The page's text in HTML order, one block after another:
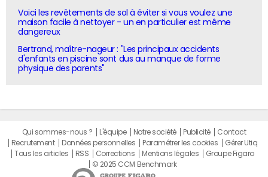
Voici les revêtements de sol à éviter si vous voulez une
maison facile à nettoyer - un en particulier est même
dangereux
Bertrand, maître-nageur : "Les principaux accidents
d'enfants en piscine sont dus au manque de forme
physique des parents"
Qui sommes-nous ? L'équipe Notre société Publicité
Contact
Recrutement
Données personnelles Paramétrer les cookies
Gérer Utiq
Tous les articles
RSS Corrections Mentions légales
Groupe Figaro
© 2025 CCM Benchmark